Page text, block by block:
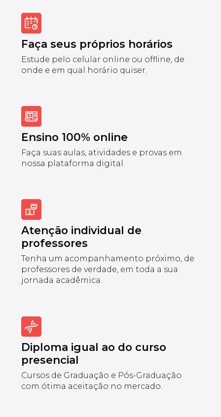
Faça seus próprios horários
Estude pelo celular online ou offline, de
onde e em qual horário quiser.
Ensino 100% online
Faça suas aulas, atividades e provas em
nossa plataforma digital.
Atenção individual de
professores
Tenha um acompanhamento próximo, de
professores de verdade, em toda a sua
jornada acadêmica.
Diploma igual ao do curso
presencial
Cursos de Graduação e Pós-Graduação
com ótima aceitação no mercado.